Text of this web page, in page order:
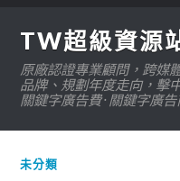
TW超級資源
原廠認證專業顧問，跨媒
品牌、規劃年度走向，擊
關鍵字廣告費 · 關鍵字廣
未分類